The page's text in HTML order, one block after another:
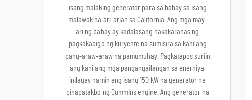
isang malaking generator para sa bahay sa isang
malawak na ari-arian sa California. Ang mga may-
ari ng bahay ay kadalasang nakakaranas ng
pagkakabigo ng kuryente na sumisira sa kanilang
pang-araw-araw na pamumuhay. Pagkatapos suriin
ang kanilang mga pangangailangan sa enerhiya,
inilagay namin ang isang 150 kW na generator na
pinapatakbo ng Cummins engine. Ang generator na